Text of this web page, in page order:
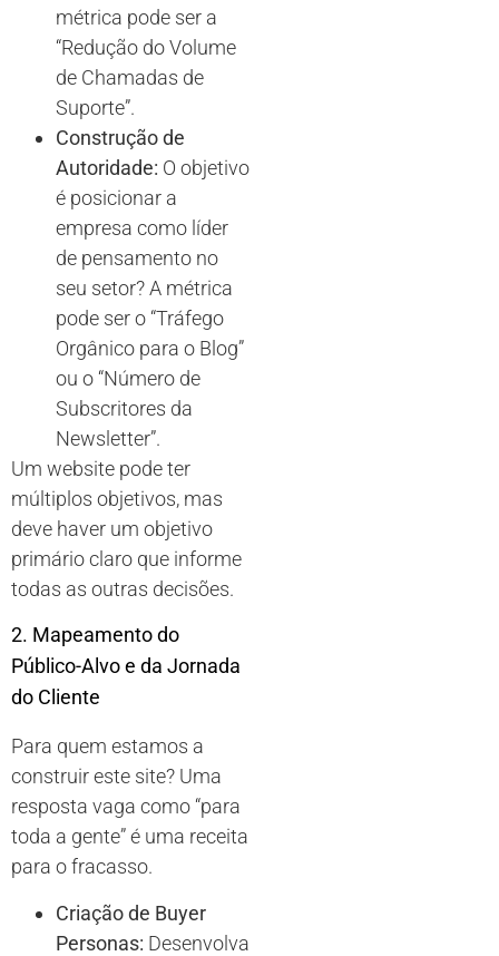
métrica pode ser a
“Redução do Volume
de Chamadas de
Suporte”.
Construção de
Autoridade: O objetivo
é posicionar a
empresa como líder
de pensamento no
seu setor? A métrica
pode ser o “Tráfego
Orgânico para o Blog”
ou o “Número de
Subscritores da
Newsletter”.
Um website pode ter
múltiplos objetivos, mas
deve haver um objetivo
primário claro que informe
todas as outras decisões.
2. Mapeamento do
Público-Alvo e da Jornada
do Cliente
Para quem estamos a
construir este site? Uma
resposta vaga como “para
toda a gente” é uma receita
para o fracasso.
Criação de Buyer
Personas: Desenvolva